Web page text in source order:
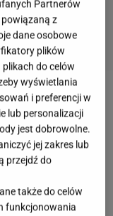
wczęściowym
części dzieci
że przydział na
dotyczy
Partnerów
powiązaną z
dane osobowe
plików
do celów
wyświetlania
i preferencji w
lub personalizacji
jest dobrowolne.
jej zakres lub
przejdź do
także do celów
funkcjonowania